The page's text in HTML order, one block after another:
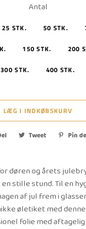
Antal
25 STK. 50 STK.
150 STK. 200
300 STK. 400 STK.
LÆG I INDKØBSKURV
Del
Tweet
TweetPin
døren og årets
stille stund. Til en
af jul frem i
øletiket med
folie med aftagelig